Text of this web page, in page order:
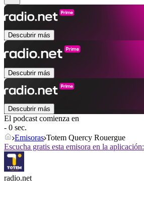
Descubrir más
Descubrir más
Descubrir más
El podcast comienza en
- 0 sec.
Emisoras Totem Quercy Rouergue
Escucha gratis esta emisora en la aplicación:
radio.net